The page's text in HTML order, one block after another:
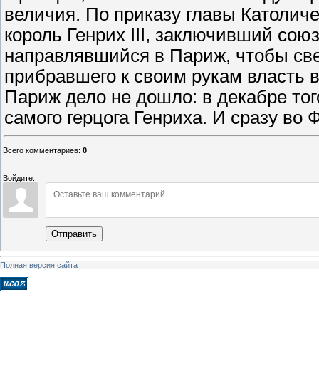
величия. По приказу главы
король Генрих III, заключивший
направлявшийся в Париж, чтобы
прибравшего к своим рукам власть
Париж дело не дошло: в декабре
самого герцога Генриха. И сразу
Всего комментариев: 0
Войдите:
Отправить
Полная версия сайта